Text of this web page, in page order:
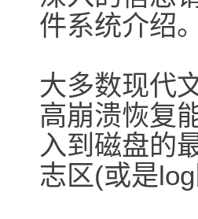
件系统介绍。
大多数现代
高崩溃恢复
入到磁盘的
志区(或是